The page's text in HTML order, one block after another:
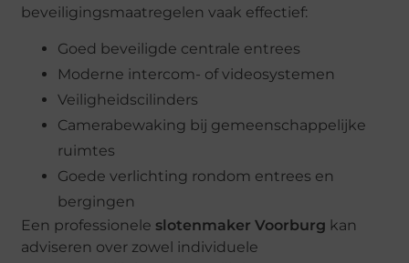
beveiligingsmaatregelen vaak effectief:
Goed beveiligde centrale entrees
Moderne intercom- of videosystemen
Veiligheidscilinders
Camerabewaking bij gemeenschappelijke
ruimtes
Goede verlichting rondom entrees en
bergingen
Een professionele slotenmaker Voorburg kan
adviseren over zowel individuele